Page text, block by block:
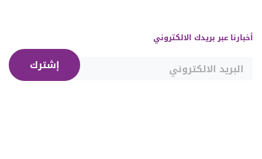
أخبارنا عبر بريدك الالكتروني
إشترك